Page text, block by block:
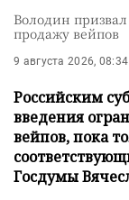
Володин
продажу вейпов
9 августа 2026, 08:34
Российским
введения
вейпов, пока
Госдумы